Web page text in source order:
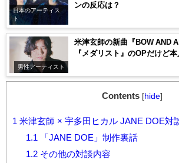
日本のアーティス
ト
ンの反応は？
男性アーティスト
米津玄師の新曲『BOW AND
『メダリスト』のOPだけど
Contents [hide]
1 米津玄師 × 宇多田ヒカル JANE DOE対
1.1
「JANE DOE」制作裏話
1.2その他の対談内容